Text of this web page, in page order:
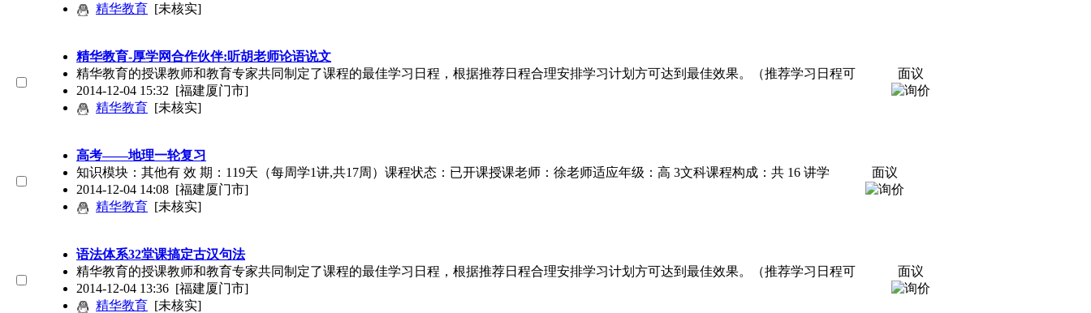
精华教育 [未核实]
精华教育-厚学网合作伙伴:听胡老师论语说文
精华教育的授课教师和教育专家共同制定了课程的最佳学习日程，根据推荐日程合理安排学习计划方可达到最佳效果。（推荐学习日程可
2014-12-04 15:32 [福建厦门市]
精华教育 [未核实]
面议
高考——地理一轮复习
知识模块：其他有 效 期：119天（每周学1讲,共17周）课程状态：已开课授课老师：徐老师适应年级：高 3文科课程构成：共 16 讲学
2014-12-04 14:08 [福建厦门市]
精华教育 [未核实]
面议
语法体系32堂课搞定古汉句法
精华教育的授课教师和教育专家共同制定了课程的最佳学习日程，根据推荐日程合理安排学习计划方可达到最佳效果。（推荐学习日程可
2014-12-04 13:36 [福建厦门市]
精华教育 [未核实]
面议